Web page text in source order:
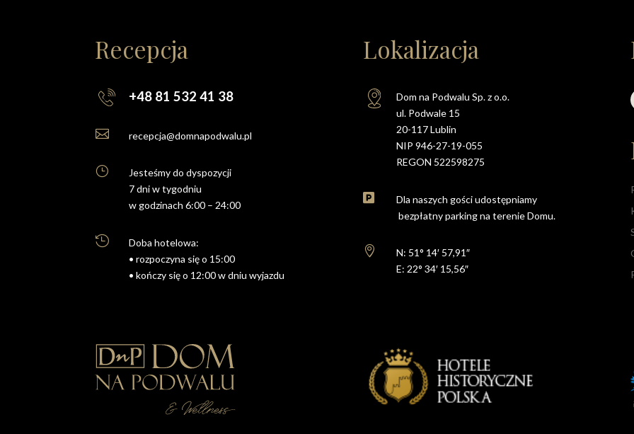
Recepcja
+48 81 532 41 38
 recepcja@domnapodwalu.pl
}
Jesteśmy do dyspozycji
7 dni w tygodniu
w godzinach 6:00 – 24:00

Doba hotelowa:
• rozpoczyna się o 15:00
• kończy się o 12:00 w dniu wyjazdu
Lokalizacja
Dom na Podwalu Sp. z o.o.
ul. Podwale 15
20-117 Lublin
NIP 946-27-19-055
REGON 522598275

Dla naszych gości udostępniamy
bezpłatny parking na terenie Domu.

N: 51° 14′ 57,91″
E: 22° 34′ 15,56″